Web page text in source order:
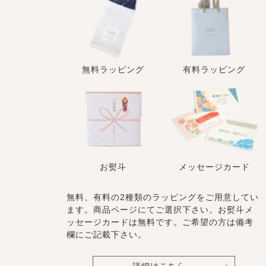
無料ラッピング 有料ラッピング
お熨斗 メッセージカード
無料、有料の2種類のラッピングをご用意してい
ます。商品ページにてご選択下さい。お熨斗メ
ッセージカードは無料です。ご希望の方は備考
欄にご記載下さい。